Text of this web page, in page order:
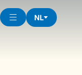
to
content
NL